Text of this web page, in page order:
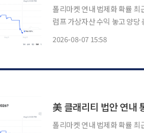
폴리마켓 연내 법제화 확률
럼프 가상자산 수익 놓고 양
2026-08-07 15:58
美 클래리티 법안 연
폴리마켓 연내 법제화 확률